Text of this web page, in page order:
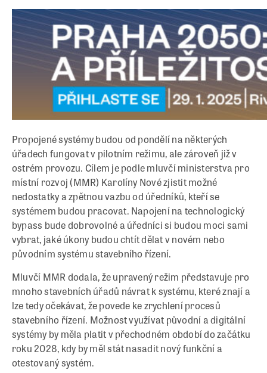
Propojené systémy budou od pondělí na některých
úřadech fungovat v pilotním režimu, ale zároveň již v
ostrém provozu. Cílem je podle mluvčí ministerstva pro
místní rozvoj (MMR) Karolíny Nové zjistit možné
nedostatky a zpětnou vazbu od úředníků, kteří se
systémem budou pracovat. Napojení na technologický
bypass bude dobrovolné a úředníci si budou moci sami
vybrat, jaké úkony budou chtít dělat v novém nebo
původním systému stavebního řízení.
Mluvčí MMR dodala, že upravený režim představuje pro
mnoho stavebních úřadů návrat k systému, které znají a
lze tedy očekávat, že povede ke zrychlení procesů
stavebního řízení. Možnost využívat původní a digitální
systémy by měla platit v přechodném období do začátku
roku 2028, kdy by měl stát nasadit nový funkční a
otestovaný systém.